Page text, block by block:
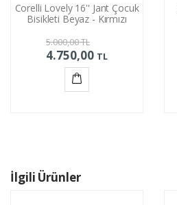
Corelli Lovely 16'' Jant Çocuk
Bisikleti Beyaz - Kırmızı
5.000,00TL
4.750,00 TL
İlgili Ürünler